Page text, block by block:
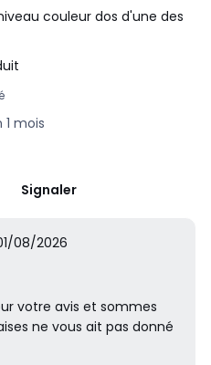
couleur dos d'une des
mois
Signaler
08/2026
votre avis et sommes
ne vous ait pas donné